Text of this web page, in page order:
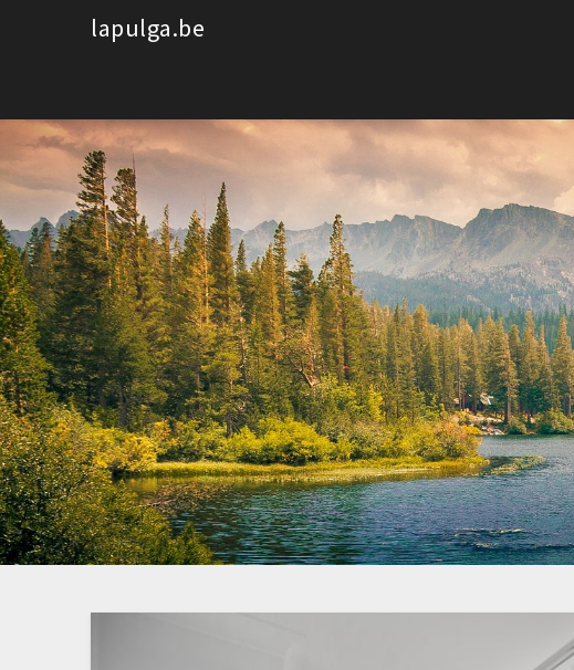
lapulga.be